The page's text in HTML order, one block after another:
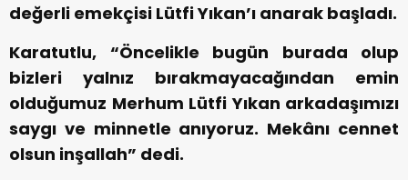
değerli emekçisi Lütfi Yıkan’ı anarak başladı.
Karatutlu, “Öncelikle bugün burada olup
bizleri yalnız bırakmayacağından emin
olduğumuz Merhum Lütfi Yıkan arkadaşımızı
saygı ve minnetle anıyoruz. Mekânı cennet
olsun inşallah” dedi.